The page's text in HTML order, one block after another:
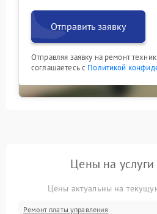
Отправить заявку
Отправляя заявку на ремонт
соглашаетесь с Политикой
Цены на
Цены актуальны на
Ремонт платы управления